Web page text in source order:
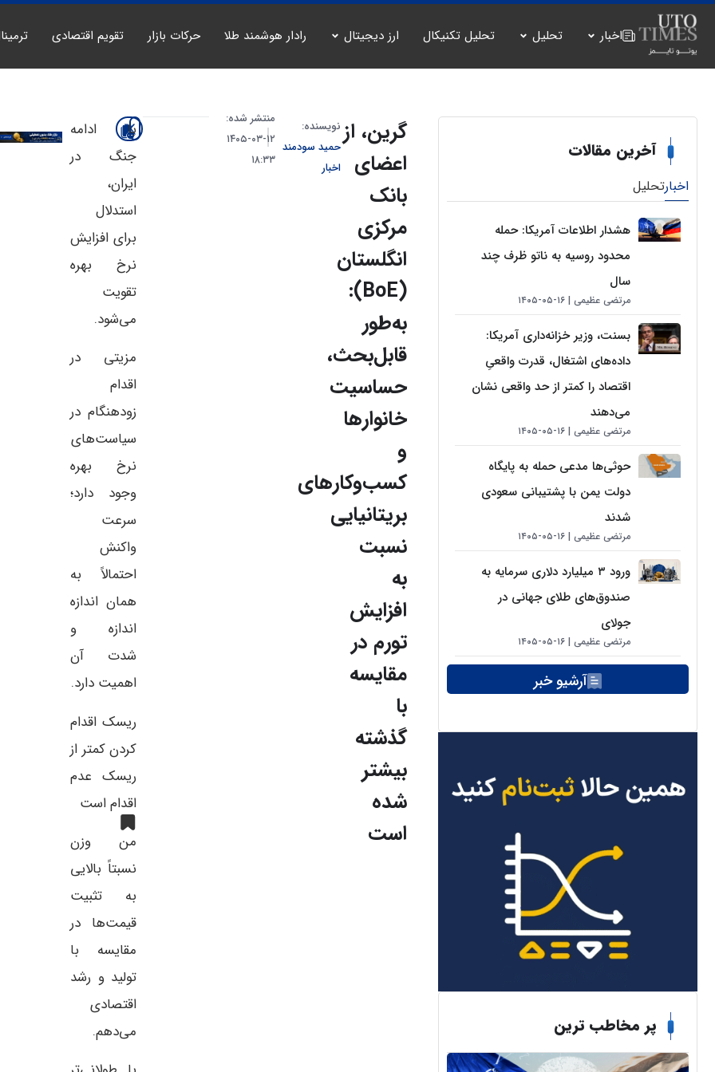
اخبار تحلیل تحلیل تکنیکال ارز دیجیتال رادار هوشمند طلا حرکات بازار تقویم اقتصادی
آخرین مقالات
اخبارتحلیل
هشدار اطلاعات آمریکا: حمله
محدود روسیه به ناتو ظرف چند
سال
مرتضی عظیمی ۱۶-۰۵-۱۴۰۵
بسنت، وزیر خزانه‌داری آمریکا:
داده‌های اشتغال، قدرت واقعیِ
اقتصاد را کمتر از حد واقعی نشان
می‌دهند
مرتضی عظیمی ۱۶-۰۵-۱۴۰۵
حوثی‌ها مدعی حمله به پایگاه
دولت یمن با پشتیبانی سعودی
شدند
مرتضی عظیمی ۱۶-۰۵-۱۴۰۵
ورود ۳ میلیارد دلاری سرمایه به
صندوق‌های طلای جهانی در
جولای
مرتضی عظیمی ۱۶-۰۵-۱۴۰۵
آرشیو خبر
پر مخاطب ترین
گرین، از
اعضای
بانک
مرکزی
انگلستان
(BoE):
به‌طور
قابل‌بحث،
حساسیت
خانوارها
و
کسب‌وکارهای
بریتانیایی
نسبت
به
افزایش
تورم در
مقایسه
با
گذشته
بیشتر
شده
است
نویسنده:
حمید سودمند
اخبار
منتشر شده:
۱۲-۰۳-۱۴۰۵
۱۸:۳۳
با ادامه
جنگ در
ایران،
استدلال
برای افزایش
نرخ بهره
تقویت
می‌شود.
مزیتی در
اقدام
زودهنگام در
سیاست‌های
نرخ بهره
وجود دارد؛
سرعت
واکنش
احتمالاً به
همان اندازه
اندازه و
شدت آن
اهمیت دارد.
ریسک اقدام
کردن کمتر از
ریسک عدم
اقدام است
من وزن
نسبتاً بالایی
به تثبیت
قیمت‌ها در
مقایسه با
تولید و رشد
اقتصادی
می‌دهم.